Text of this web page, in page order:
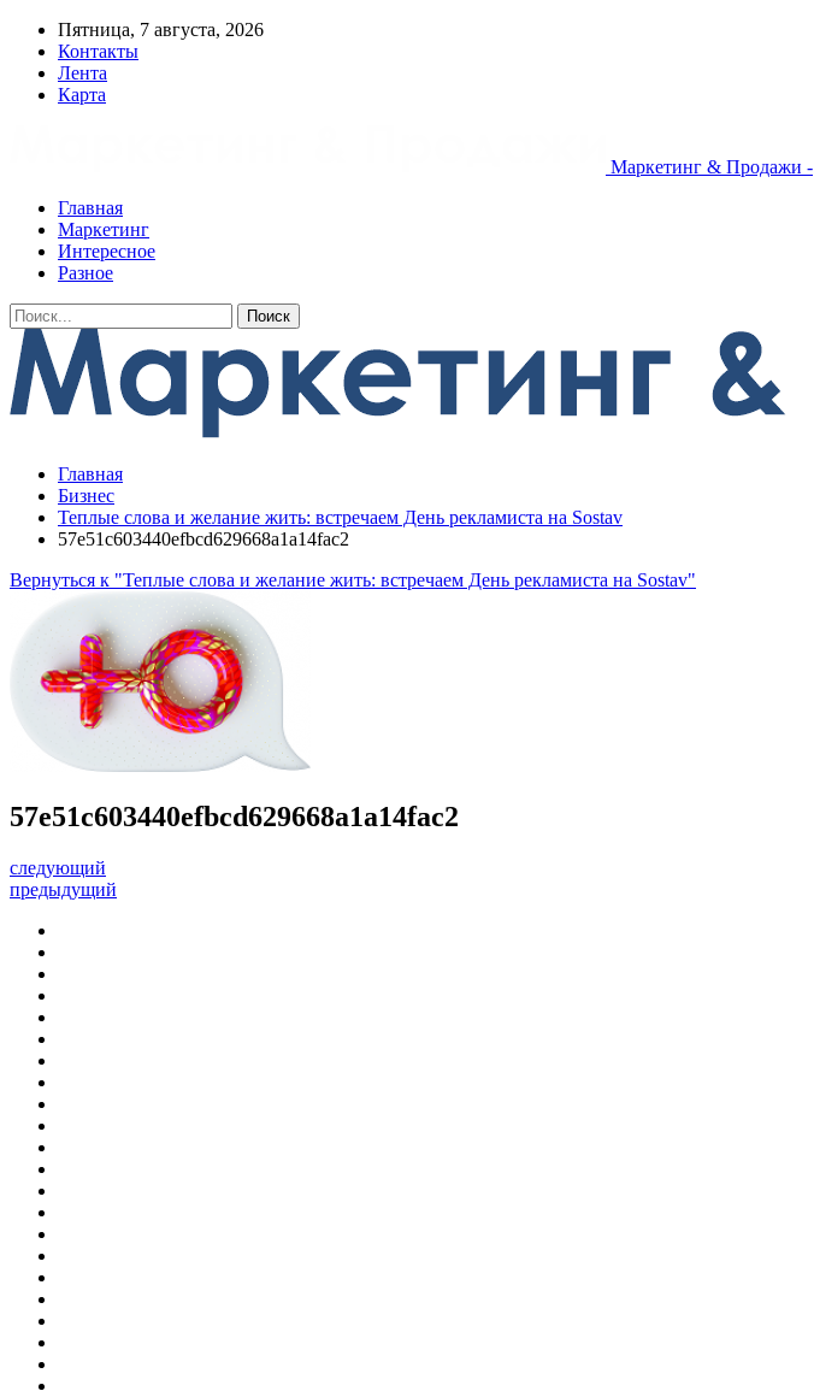
Пятница, 7 августа, 2026
Контакты
Лента
Карта
Маркетинг & Продажи -
Главная
Маркетинг
Интересное
Разное
Главная
Бизнес
Теплые слова и желание жить: встречаем День рекламиста на Sostav
57e51c603440efbcd629668a1a14fac2
Вернуться к "Теплые слова и желание жить: встречаем День рекламиста на Sostav"
57e51c603440efbcd629668a1a14fac2
следующий
предыдущий